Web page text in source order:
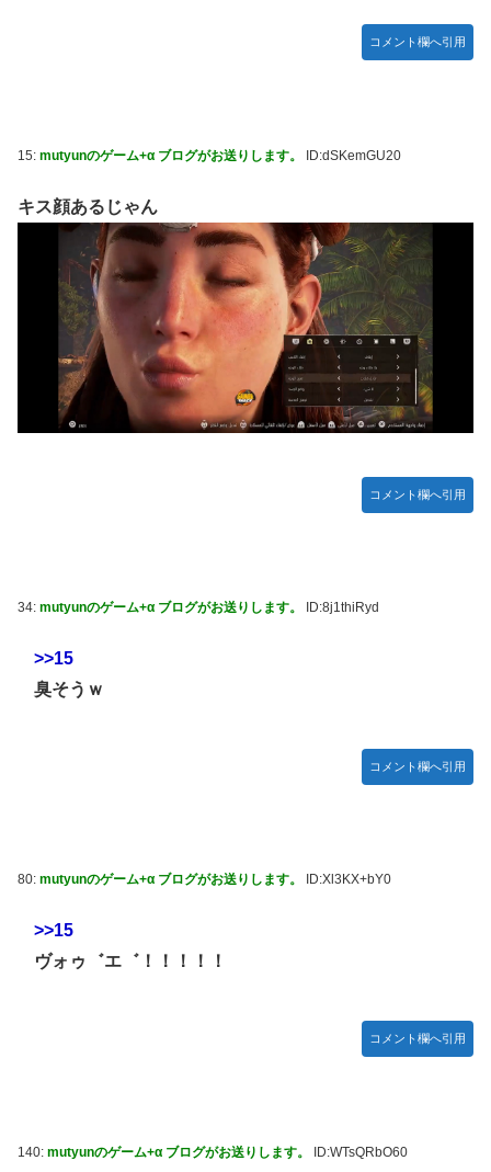
コメント欄へ引用
15: mutyunのゲーム+α ブログがお送りします。 ID:dSKemGU20
キス顔あるじゃん
コメント欄へ引用
34: mutyunのゲーム+α ブログがお送りします。 ID:8j1thiRyd
>>15
臭そうｗ
コメント欄へ引用
80: mutyunのゲーム+α ブログがお送りします。 ID:Xl3KX+bY0
>>15
ヴォゥ゛エ゛！！！！！
コメント欄へ引用
140: mutyunのゲーム+α ブログがお送りします。 ID:WTsQRbO60